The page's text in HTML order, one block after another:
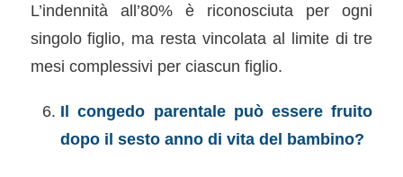
L’indennità all’80% è riconosciuta per ogni
singolo figlio, ma resta vincolata al limite di tre
mesi complessivi per ciascun figlio.
Il congedo parentale può essere fruito
dopo il sesto anno di vita del bambino?